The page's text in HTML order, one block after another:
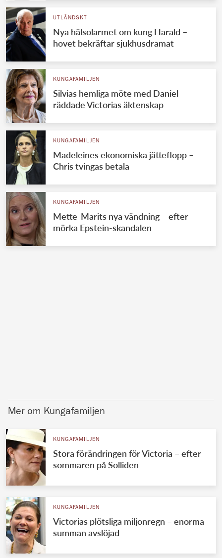
UTLÄNDSKT
Nya hälsolarmet om kung Harald –
hovet bekräftar sjukhusdramat
KUNGAFAMILJEN
Silvias hemliga möte med Daniel
räddade Victorias äktenskap
KUNGAFAMILJEN
Madeleines ekonomiska jätteflopp –
Chris tvingas betala
KUNGAFAMILJEN
Mette-Marits nya vändning – efter
mörka Epstein-skandalen
Mer om Kungafamiljen
KUNGAFAMILJEN
Stora förändringen för Victoria – efter
sommaren på Solliden
KUNGAFAMILJEN
Victorias plötsliga miljonregn – enorma
summan avslöjad